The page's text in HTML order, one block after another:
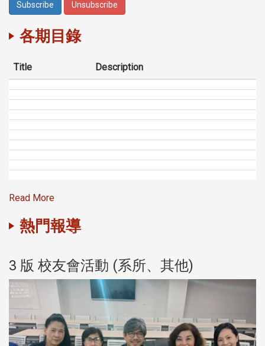
各期目錄
Title Description
Read More
熱門報導
3 版 校友會活動 (系所、其他)